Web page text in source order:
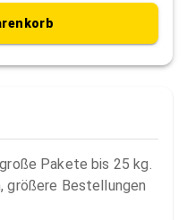
Pakete bis 25 kg.
größere Bestellungen